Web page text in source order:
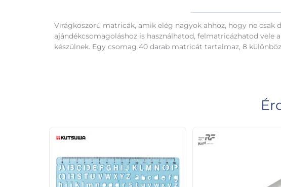
Virágkoszorú matricák, amik elég nagyok ahhoz, hogy ne csak
ajándékcsomagoláshoz is használhatod, felmatricázhatod
készülnek. Egy csomag 40 darab matricát tartalmaz, 8